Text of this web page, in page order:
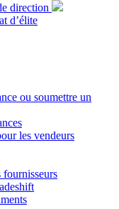
direction
d’élite
ou soumettre un
les vendeurs
fournisseurs